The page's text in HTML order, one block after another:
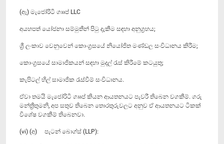
(ඈ) මැජෝරිටි ගෲප් LLC
අයහපත් යෝජනා සම්මුතීන් පිටු දැකීම සඳහා අනුග්‍රහය;
ශ්‍රී ලංකාව වෙනුවෙන් කොංග්‍රසයේ නියෝජිත මණ්ඩල සංවිධානය කිරීම;
කොංග්‍රසයේ සාමාජිකයන් සඳහා මුදල් රැස් කිරීමේ කටයුතු;
කැපිටල් හිල් සාමාජික රැස්වීම් සංවිධානය.
ඒවා තමයි මැජෝරිටි ගෲප් කියන ආයතනයට පැවරී තිබෙන වගකීම්. ගරු
මන්ත්‍රීතුමනි, අප සතුව තිබෙන තොරතුරුවලට අනුව ඒ ආයතනයට ටිකක්
විශේෂ වගකීම් තිබෙනවා.
(vi) (අ) පැටන් බොග්ස් (LLP):